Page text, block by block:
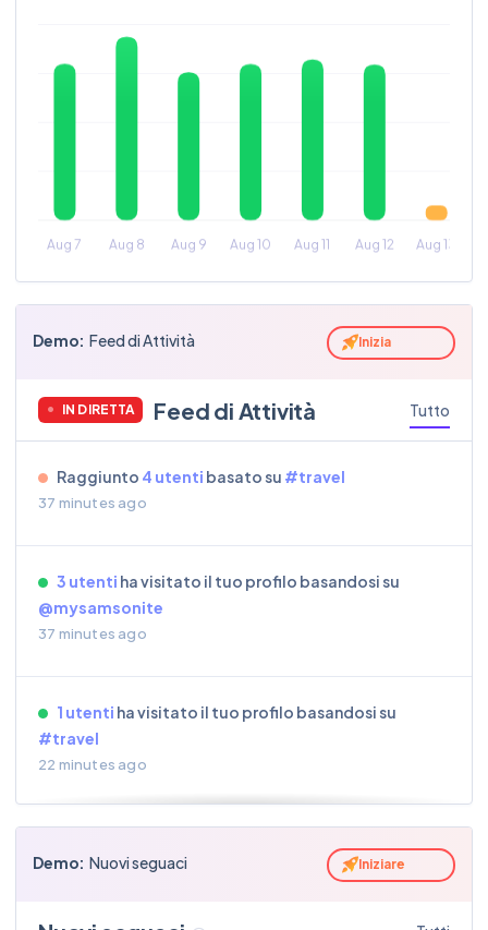
Demo: Feed di Attività Inizia
IN DIRETTA Feed di Attività Tutto
Raggiunto 4 utenti basato su #travel
37 minutes ago
3 utenti ha visitato il tuo profilo basandosi su
@mysamsonite
37 minutes ago
1 utenti ha visitato il tuo profilo basandosi su
#travel
22 minutes ago
an hour ago
Demo: Nuovi seguaci Iniziare